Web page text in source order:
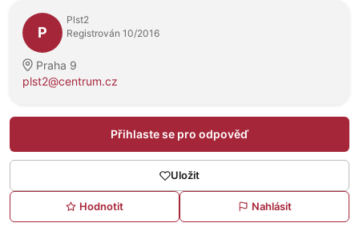
O prodejci
P
Plst2
Registrován 10/2016
Praha 9
plst2@centrum.cz
Přihlaste se pro odpověď
Uložit
Hodnotit Nahlásit